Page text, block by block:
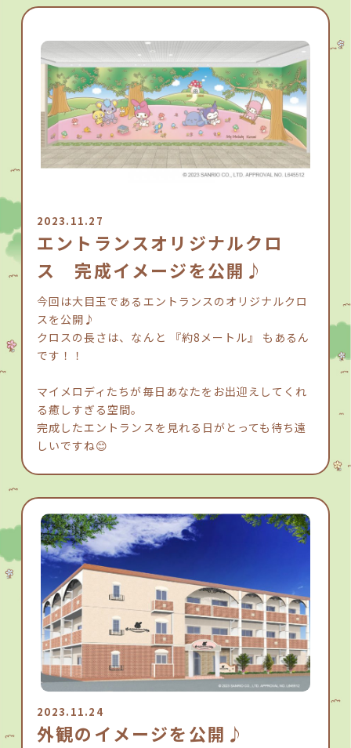
2023.11.27
エントランスオリジナルクロ
ス 完成イメージを公開♪
今回は大目玉であるエントランスのオリジナルクロ
スを公開♪
クロスの長さは、なんと 『約8メートル』 もあるん
です！！
マイメロディたちが毎日あなたをお出迎えしてくれ
る癒しすぎる空間。
完成したエントランスを見れる日がとっても待ち遠
しいですね😊
2023.11.24
外観のイメージを公開♪